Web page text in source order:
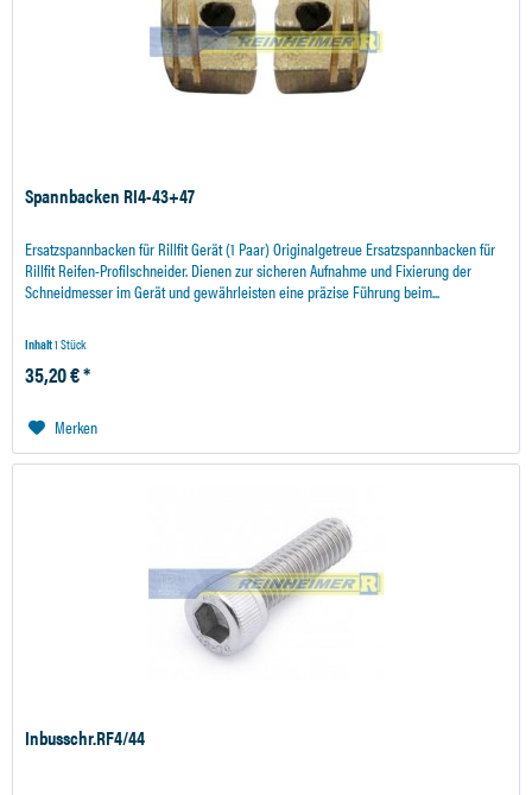
Spannbacken RI4-43+47
Ersatzspannbacken für Rillfit Gerät (1 Paar) Originalgetreue Ersatzspannbacken für
Rillfit Reifen-Profilschneider. Dienen zur sicheren Aufnahme und Fixierung der
Schneidmesser im Gerät und gewährleisten eine präzise Führung beim...
Inhalt1 Stück
35,20 € *
Merken
Inbusschr.RF4/44